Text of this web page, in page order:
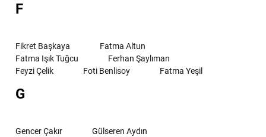
F
Fikret Başkaya
Fatma Altun
Fatma Işık Tuğcu
Ferhan Şaylıman
Feyzi Çelik
Foti Benlisoy Fatma Yeşil
G
Gencer Çakır
Gülseren Aydın